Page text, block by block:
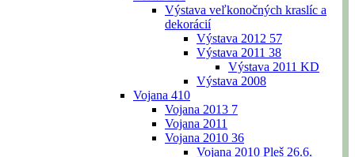
Výstava veľkonočných kraslíc a
dekorácií
Výstava 2012 57
Výstava 2011 38
Výstava 2011 KD
Výstava 2008
Vojana 410
Vojana 2013 7
Vojana 2011
Vojana 2010 36
Vojana 2010 Pleš 26.6.